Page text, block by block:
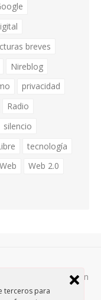
terceros para
breves
Nireblog
privacidad
Radio
silencio
tecnología
Web
Web 2.0
de esta página están
Attribution-